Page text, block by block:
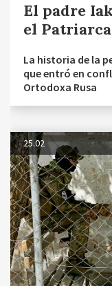
El padre
el
La historia de la
que entró en
Ortodoxa Rusa
25.02